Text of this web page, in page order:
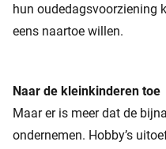
hun oudedagsvoorziening
eens naartoe willen.
Naar de kleinkinderen toe
Maar er is meer dat de
ondernemen. Hobby’s